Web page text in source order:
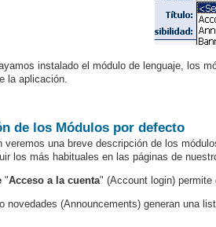
instalado el módulo de lenguaje, los
la aplicación.
de los Módulos por defecto
veremos una breve descripción de los
los más habituales en las páginas de
"Acceso a la cuenta" (Account login)
novedades (Announcements) generan una